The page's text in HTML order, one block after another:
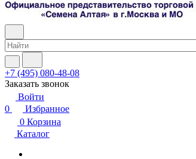
+7 (495) 080-48-08
Заказать звонок
Войти
0
Избранное
0 Корзина
Каталог